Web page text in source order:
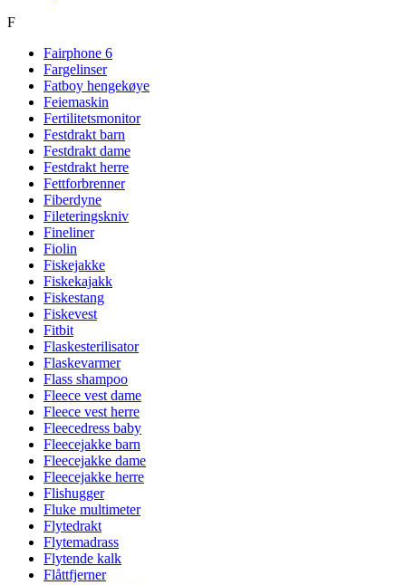
F
Fairphone 6
Fargelinser
Fatboy hengekøye
Feiemaskin
Fertilitetsmonitor
Festdrakt barn
Festdrakt dame
Festdrakt herre
Fettforbrenner
Fiberdyne
Fileteringskniv
Fineliner
Fiolin
Fiskejakke
Fiskekajakk
Fiskestang
Fiskevest
Fitbit
Flaskesterilisator
Flaskevarmer
Flass shampoo
Fleece vest dame
Fleece vest herre
Fleecedress baby
Fleecejakke barn
Fleecejakke dame
Fleecejakke herre
Flishugger
Fluke multimeter
Flytedrakt
Flytemadrass
Flytende kalk
Flåttfjerner